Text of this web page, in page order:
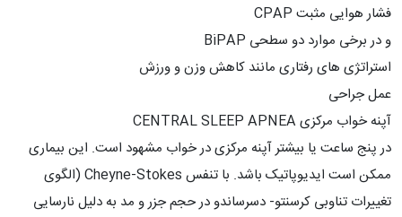
فشار هوایی مثبت CPAP
و در برخی موارد دو سطحی BiPAP
استراتژی های رفتاری مانند کاهش وزن و ورزش
عمل جراحی
آپنه خواب مرکزی CENTRAL SLEEP APNEA
در پنج ساعت یا بیشتر آپنه مرکزی در خواب مشهود است. این بیماری
ممکن است ایدیوپاتیک باشد. با تنفس Cheyne-Stokes (الگوی
تغییرات تناوبی کرسنتو- دسرساندو در حجم جزر و مد به دلیل نارسایی